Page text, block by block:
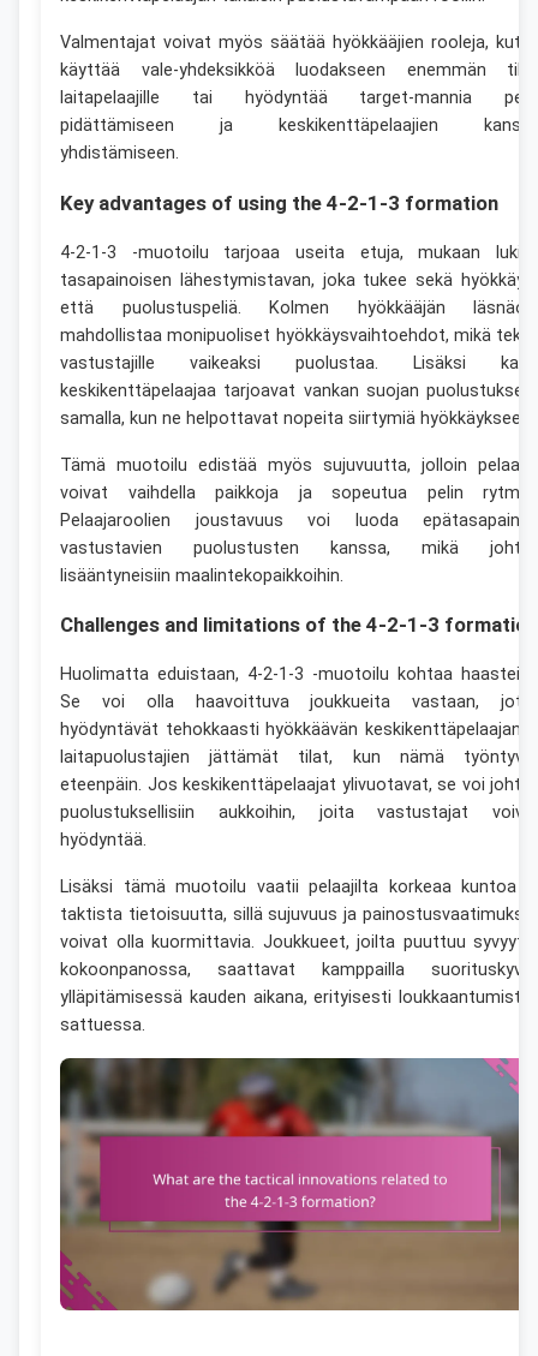
Valmentajat voivat myös säätää hyökkääjien rooleja,
käyttää vale-yhdeksikköä luodakseen enemmän
laitapelaajille tai hyödyntää target-mannia
pidättämiseen ja keskikenttäpelaajien
yhdistämiseen.
Key advantages of using the 4-2-1-3 formation
4-2-1-3 -muotoilu tarjoaa useita etuja, mukaan
tasapainoisen lähestymistavan, joka tukee sekä
että puolustuspeliä. Kolmen hyökkääjän
mahdollistaa monipuoliset hyökkäysvaihtoehdot, mikä
vastustajille vaikeaksi puolustaa. Lisäksi
keskikenttäpelaajaa tarjoavat vankan suojan
samalla, kun ne helpottavat nopeita siirtymiä hyökkäykseen.
Tämä muotoilu edistää myös sujuvuutta, jolloin
voivat vaihdella paikkoja ja sopeutua pelin
Pelaajaroolien joustavuus voi luoda
vastustavien puolustusten kanssa, mikä
lisääntyneisiin maalintekopaikkoihin.
Challenges and limitations of the 4-2-1-3 formation
Huolimatta eduistaan, 4-2-1-3 -muotoilu kohtaa
Se voi olla haavoittuva joukkueita vastaan,
hyödyntävät tehokkaasti hyökkäävän keskikenttäpelaajan
laitapuolustajien jättämät tilat, kun nämä
eteenpäin. Jos keskikenttäpelaajat ylivuotavat, se voi
puolustuksellisiin aukkoihin, joita vastustajat
hyödyntää.
Lisäksi tämä muotoilu vaatii pelaajilta korkeaa kuntoa
taktista tietoisuutta, sillä sujuvuus ja
voivat olla kuormittavia. Joukkueet, joilta puuttuu
kokoonpanossa, saattavat kamppailla
ylläpitämisessä kauden aikana, erityisesti
sattuessa.